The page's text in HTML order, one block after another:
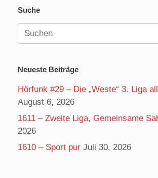
Suche
Suchen
nach:
Neueste Beiträge
Hörfunk #29 – Die „Weste“ 3. Liga
August 6, 2026
1611 – Zweite Liga, Gemeinsame
2026
1610 – Sport pur Juli 30, 2026